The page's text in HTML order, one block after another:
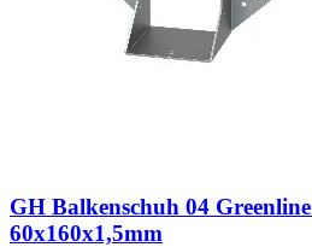
GH Balkenschuh 04
60x160x1,5mm